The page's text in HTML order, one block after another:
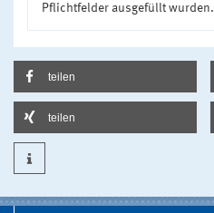
Pflichtfelder ausgefüllt wurden.
teilen
teilen